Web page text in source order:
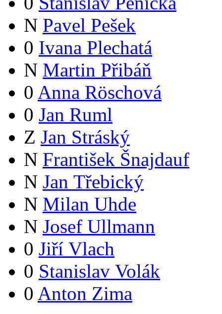
N Pavel Pešek
0 Ivana Plechatá
N Martin Přibáň
0 Anna Röschová
0 Jan Ruml
Z Jan Stráský
N František Šnajdauf
N Jan Třebický
N Milan Uhde
N Josef Ullmann
0 Jiří Vlach
0 Stanislav Volák
0 Anton Zima